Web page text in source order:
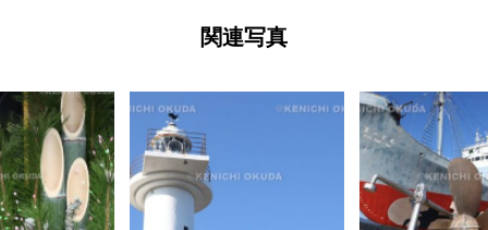
関連写真